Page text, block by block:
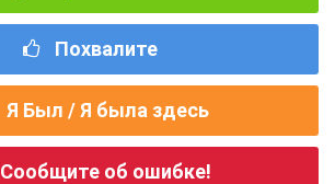
Похвалите
Я Был / Я была здесь
Сообщите об ошибке!